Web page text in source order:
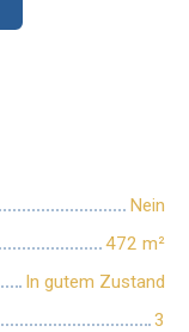
Nein
472 m²
In gutem Zustand
3